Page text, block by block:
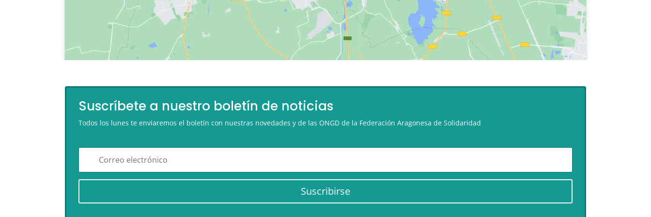
Suscríbete a nuestro boletín de noticias
Todos los lunes te enviaremos el boletín con nuestras novedades y de las ONGD de la Federación Aragonesa de Solidaridad
Suscribirse